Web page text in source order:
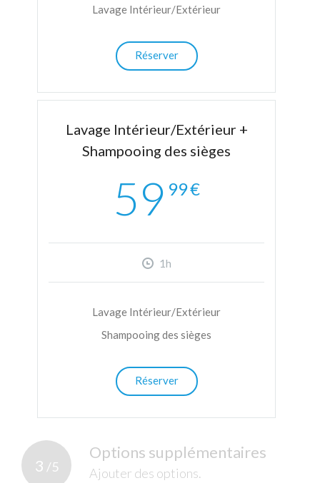
Lavage Intérieur/Extérieur
Réserver
Lavage Intérieur/Extérieur +
Shampooing des sièges
59 99€
1h
Lavage Intérieur/Extérieur
Shampooing des sièges
Réserver
3 /5
Options supplémentaires
Ajouter des options.